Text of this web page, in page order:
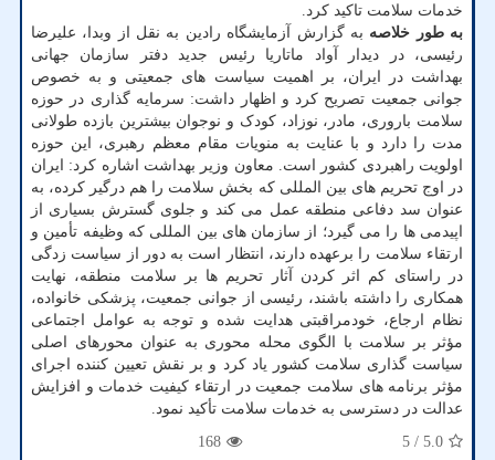
خدمات سلامت تاکید کرد.
به طور خلاصه به گزارش آزمایشگاه رادین به نقل از وبدا، علیرضا
رئیسی، در دیدار آواد ماتاریا رئیس جدید دفتر سازمان جهانی
بهداشت در ایران، بر اهمیت سیاست های جمعیتی و به خصوص
جوانی جمعیت تصریح کرد و اظهار داشت: سرمایه گذاری در حوزه
سلامت باروری، مادر، نوزاد، کودک و نوجوان بیشترین بازده طولانی
مدت را دارد و با عنایت به منویات مقام معظم رهبری، این حوزه
اولویت راهبردی کشور است. معاون وزیر بهداشت اشاره کرد: ایران
در اوج تحریم های بین المللی که بخش سلامت را هم درگیر کرده، به
عنوان سد دفاعی منطقه عمل می کند و جلوی گسترش بسیاری از
اپیدمی ها را می گیرد؛ از سازمان های بین المللی که وظیفه تأمین و
ارتقاء سلامت را برعهده دارند، انتظار است به دور از سیاست زدگی
در راستای کم اثر کردن آثار تحریم ها بر سلامت منطقه، نهایت
همکاری را داشته باشند، رئیسی از جوانی جمعیت، پزشکی خانواده،
نظام ارجاع، خودمراقبتی هدایت شده و توجه به عوامل اجتماعی
مؤثر بر سلامت با الگوی محله محوری به عنوان محورهای اصلی
سیاست گذاری سلامت کشور یاد کرد و بر نقش تعیین کننده اجرای
مؤثر برنامه های سلامت جمعیت در ارتقاء کیفیت خدمات و افزایش
عدالت در دسترسی به خدمات سلامت تأکید نمود.
5.0
/ 5
168